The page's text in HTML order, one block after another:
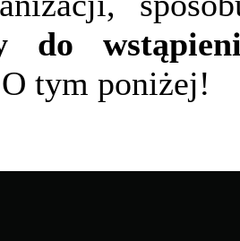
do
tym poniżej!